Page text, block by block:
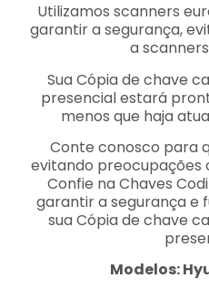
Utilizamos scanners
garantir a segurança,
a
Sua Cópia de chave
presencial estará
menos que haja
Conte conosco para
evitando preocupações
Confie na Chaves
garantir a segurança e
sua Cópia de chave
Modelos: